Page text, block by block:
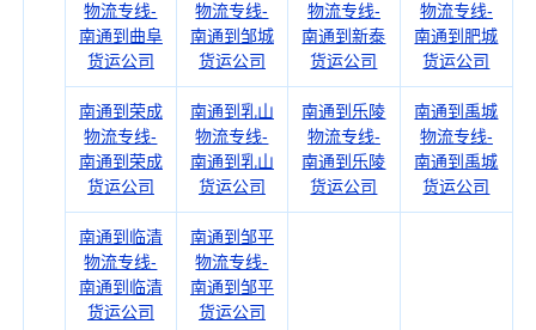
物流专线-
南通到曲阜
货运公司
物流专线-
南通到邹城
货运公司
物流专线-
南通到新泰
货运公司
物流专线-
南通到肥城
货运公司
南通到荣成
物流专线-
南通到荣成
货运公司
南通到乳山
物流专线-
南通到乳山
货运公司
南通到乐陵
物流专线-
南通到乐陵
货运公司
南通到禹城
物流专线-
南通到禹城
货运公司
南通到临清
物流专线-
南通到临清
货运公司
南通到邹平
物流专线-
南通到邹平
货运公司